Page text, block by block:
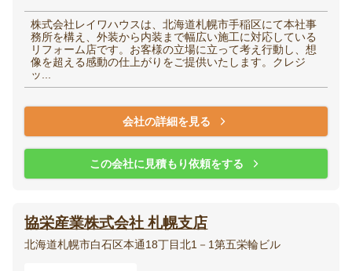
株式会社レイワハウスは、北海道札幌市手稲区にて本社事
務所を構え、外装から内装まで幅広い施工に対応している
リフォーム店です。お客様の立場に立って考え行動し、想
像を超える感動の仕上がりをご提供いたします。クレジ
ッ...
会社の詳細を見る
この会社に見積もり依頼をする
協栄産業株式会社 札幌支店
北海道札幌市白石区本通18丁目北1－1第五栄輪ビル